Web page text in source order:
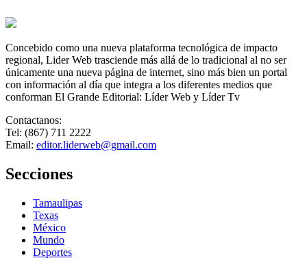
Concebido como una nueva plataforma tecnológica de impacto
regional, Lider Web trasciende más allá de lo tradicional al no ser
únicamente una nueva página de internet, sino más bien un portal
con información al día que integra a los diferentes medios que
conforman El Grande Editorial: Líder Web y Líder Tv
Contactanos:
Tel: (867) 711 2222
Email: editor.liderweb@gmail.com
Secciones
Tamaulipas
Texas
México
Mundo
Deportes